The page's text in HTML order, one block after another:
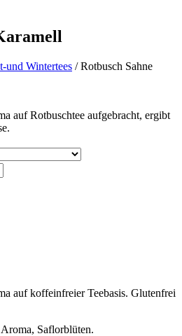
und Wintertees / Rotbusch Sahne
auf Rotbuschtee aufgebracht, ergibt
auf koffeinfreier Teebasis. Glutenfrei
Saflorblüten.